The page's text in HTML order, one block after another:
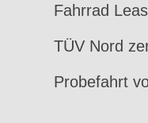
Fahrrad
TÜV Nord
Probefahrt